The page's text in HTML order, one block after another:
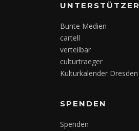
UNTERSTÜTZER
Bunte Medien
cartell
verteilbar
culturtraeger
Kulturkalender Dresden
SPENDEN
Spenden